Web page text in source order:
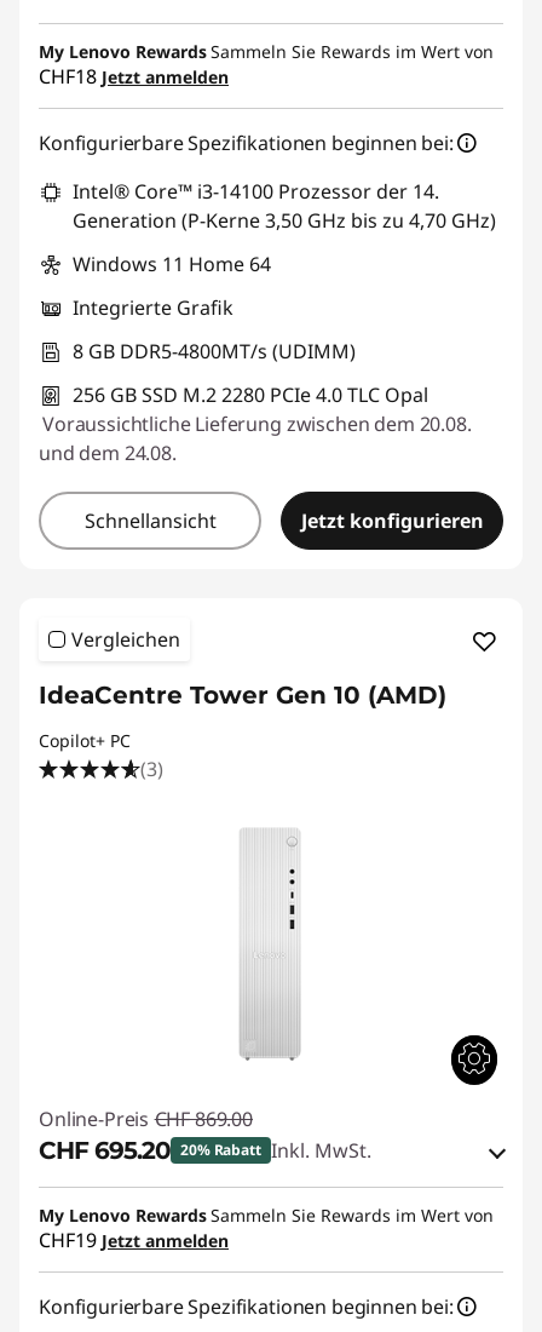
eCoupon-Rabatt :-CHF 163.80
eCoupon :THINKDEAL7
My Lenovo RewardsSammeln Sie Rewards im Wert von
CHF18 Jetzt anmelden
Konfigurierbare Spezifikationen beginnen bei:
Intel® Core™ i3-14100 Prozessor der 14.
Generation (P-Kerne 3,50 GHz bis zu 4,70 GHz)
Windows 11 Home 64
Integrierte Grafik
8 GB DDR5-4800MT/s (UDIMM)
256 GB SSD M.2 2280 PCIe 4.0 TLC Opal
Voraussichtliche Lieferung zwischen dem 20.08.
und dem 24.08.
Schnellansicht Jetzt konfigurieren
Vergleichen
IdeaCentre Tower Gen 10 (AMD)
Copilot+ PC
(3)
Online-Preis CHF 869.00
CHF 695.20 20% Rabatt Inkl. MwSt.
eCoupon-Rabatt :-CHF 173.80
eCoupon :SALES
My Lenovo RewardsSammeln Sie Rewards im Wert von
CHF19 Jetzt anmelden
Konfigurierbare Spezifikationen beginnen bei: